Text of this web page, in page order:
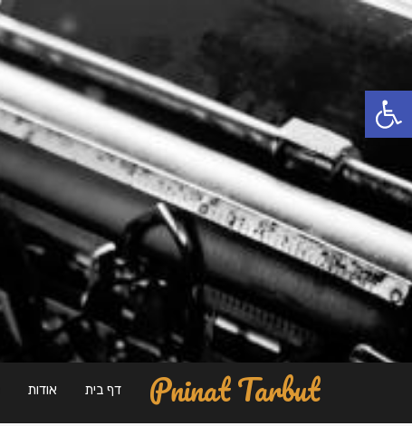
פתח סרגל נגישות
Pninat Tarbut דף בית אודות